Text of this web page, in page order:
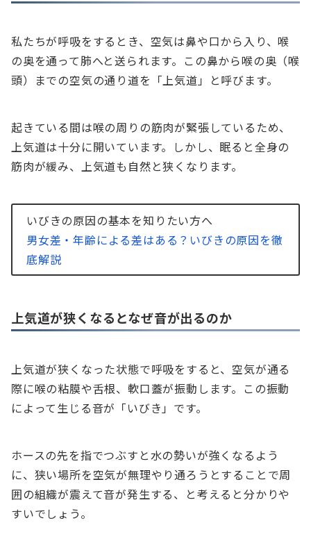
私たちが呼吸をするとき、空気は鼻や口から入り、喉
の奥を通って肺へと送られます。この鼻から喉の奥（喉
頭）までの空気の通り道を「上気道」と呼びます。
起きている間は喉の周りの筋肉が緊張しているため、
上気道は十分に開いています。しかし、眠ると全身の
筋肉が緩み、上気道も自然と狭くなります。
いびきの原因の基本を知りたい方へ
男女差・年齢による差はある？いびきの原因を徹
底解説
上気道が狭くなるとなぜ音が出るのか
上気道が狭くなった状態で呼吸をすると、空気が通る
際に喉の粘膜や舌根、軟口蓋が振動します。この振動
によって生じる音が「いびき」です。
ホースの先を指でつぶすと水の勢いが強くなるよう
に、狭い場所を空気が無理やり通ろうとすることで周
囲の組織が震えて音が発生する、と考えると分かりや
すいでしょう。